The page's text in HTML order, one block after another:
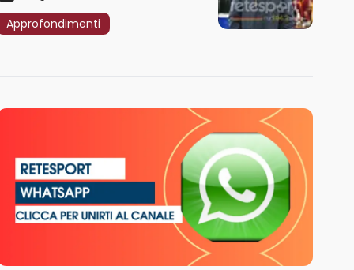
Approfondimenti